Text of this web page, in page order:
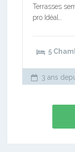
Terrasses
pro Idéal…
5
3 ans